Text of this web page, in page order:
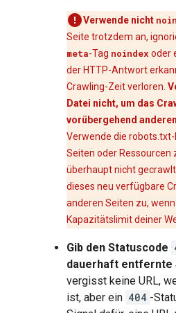
Verwende nicht
Seite trotzdem an,
meta-Tag noindex oder
der HTTP-Antwort
Crawling-Zeit verloren.
Datei nicht, um das
vorübergehend
Verwende die
Seiten oder Ressourcen
überhaupt nicht
dieses neu verfügbare
anderen Seiten zu,
Kapazitätslimit deiner
Gib den Statuscode
dauerhaft entfernte
vergisst keine URL,
ist, aber ein 404 -